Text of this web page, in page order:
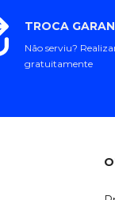
TROCA
Não serviu?
gratuitamente